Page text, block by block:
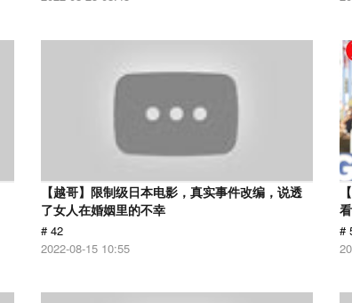
【越哥】限制级日本电影，真实事件改编，说透
了女人在婚姻里的不幸
# 42
2022-08-15 10:55
#